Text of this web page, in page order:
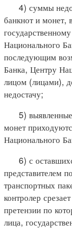
4) суммы
банкнот и монет,
Национального
последующим
Банка, Центру
лицом (лицами),
недостачу;
5) выявленные
монет
Национального
6) с
представителем
транспортных
контролер
претензии по
лица,